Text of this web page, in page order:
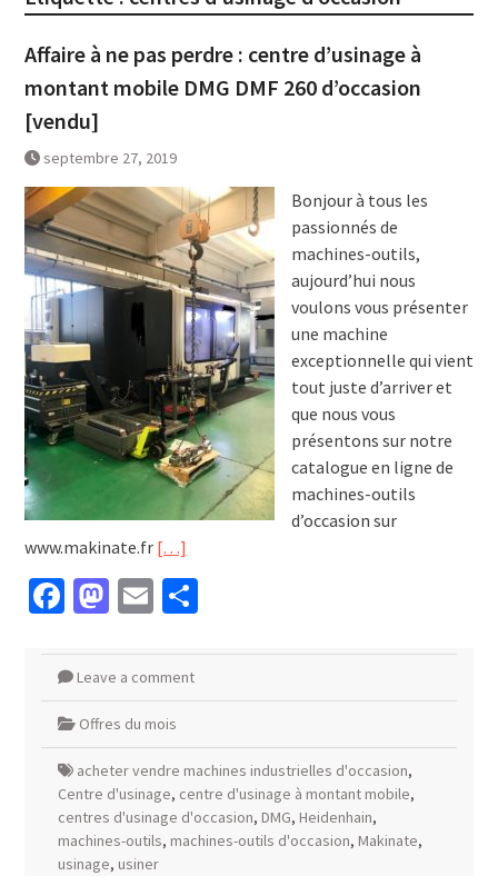
Affaire à ne pas perdre : centre d’usinage à
montant mobile DMG DMF 260 d’occasion
[vendu]
septembre 27, 2019
Bonjour à tous les
passionnés de
machines-outils,
aujourd’hui nous
voulons vous présenter
une machine
exceptionnelle qui vient
tout juste d’arriver et
que nous vous
présentons sur notre
catalogue en ligne de
machines-outils
d’occasion sur
www.makinate.fr […]
Facebook
Mastodon
EmailPartager
Leave a comment
Offres du mois
acheter vendre machines industrielles d'occasion,
Centre d'usinage, centre d'usinage à montant mobile,
centres d'usinage d'occasion, DMG, Heidenhain,
machines-outils, machines-outils d'occasion, Makinate,
usinage, usiner